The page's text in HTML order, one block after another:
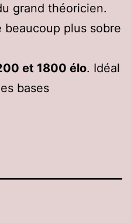
grand théoricien.
plus sobre
et 1800 élo. Idéal
bases